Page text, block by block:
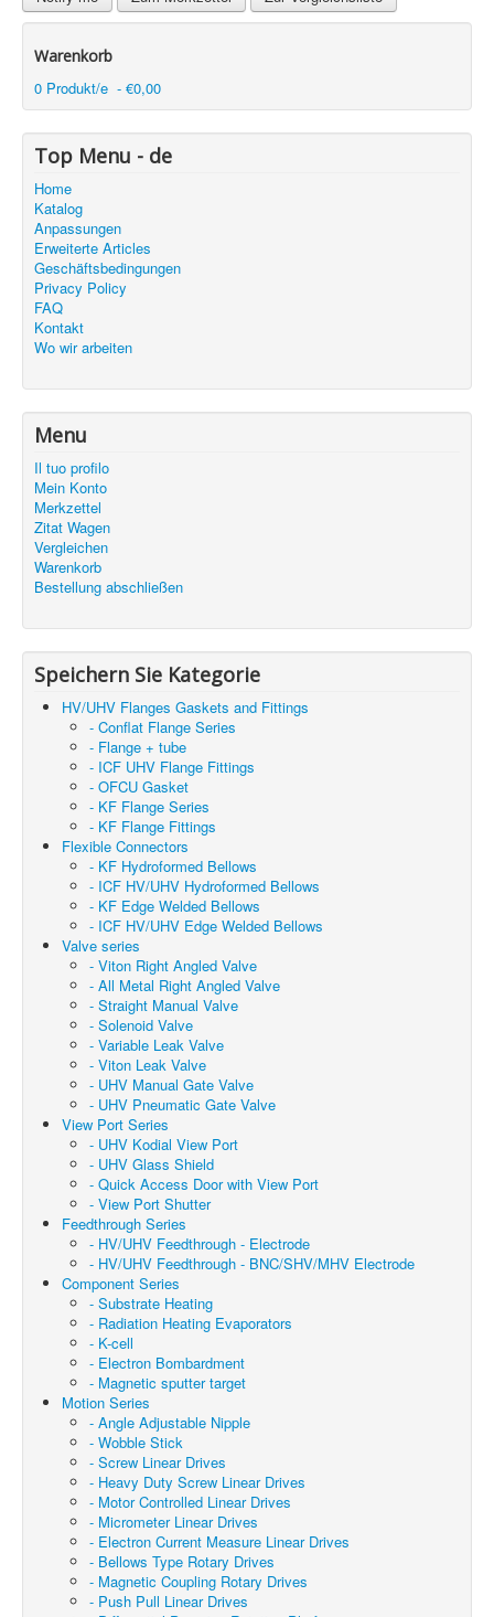
Warenkorb
0 Produkt/e - €0,00
Top Menu - de
Home
Katalog
Anpassungen
Erweiterte Articles
Geschäftsbedingungen
Privacy Policy
FAQ
Kontakt
Wo wir arbeiten
Menu
Il tuo profilo
Mein Konto
Merkzettel
Zitat Wagen
Vergleichen
Warenkorb
Bestellung abschließen
Speichern Sie Kategorie
HV/UHV Flanges Gaskets and Fittings
- Conflat Flange Series
- Flange + tube
- ICF UHV Flange Fittings
- OFCU Gasket
- KF Flange Series
- KF Flange Fittings
Flexible Connectors
- KF Hydroformed Bellows
- ICF HV/UHV Hydroformed Bellows
- KF Edge Welded Bellows
- ICF HV/UHV Edge Welded Bellows
Valve series
- Viton Right Angled Valve
- All Metal Right Angled Valve
- Straight Manual Valve
- Solenoid Valve
- Variable Leak Valve
- Viton Leak Valve
- UHV Manual Gate Valve
- UHV Pneumatic Gate Valve
View Port Series
- UHV Kodial View Port
- UHV Glass Shield
- Quick Access Door with View Port
- View Port Shutter
Feedthrough Series
- HV/UHV Feedthrough - Electrode
- HV/UHV Feedthrough - BNC/SHV/MHV Electrode
Component Series
- Substrate Heating
- Radiation Heating Evaporators
- K-cell
- Electron Bombardment
- Magnetic sputter target
Motion Series
- Angle Adjustable Nipple
- Wobble Stick
- Screw Linear Drives
- Heavy Duty Screw Linear Drives
- Motor Controlled Linear Drives
- Micrometer Linear Drives
- Electron Current Measure Linear Drives
- Bellows Type Rotary Drives
- Magnetic Coupling Rotary Drives
- Push Pull Linear Drives